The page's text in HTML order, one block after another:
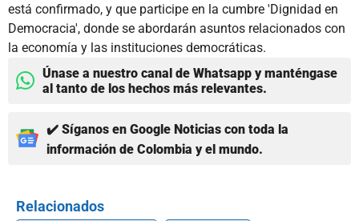
está confirmado, y que participe en la cumbre 'Dignidad en
Democracia', donde se abordarán asuntos relacionados con
la economía y las instituciones democráticas.
Únase a nuestro canal de Whatsapp y manténgase
al tanto de los hechos más relevantes.
✔️ Síganos en Google Noticias con toda la
información de Colombia y el mundo.
Relacionados